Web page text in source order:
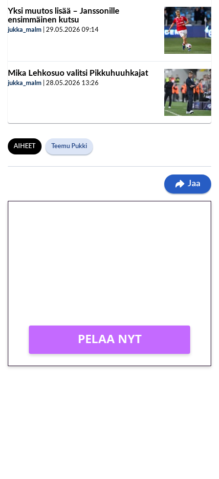
Yksi muutos lisää – Janssonille
ensimmäinen kutsu
jukka_malm 29.05.2026 09:14
Mika Lehkosuo valitsi Pikkuhuuhkajat
jukka_malm 28.05.2026 13:26
AIHEET Teemu Pukki
Jaa
PELAA NYT